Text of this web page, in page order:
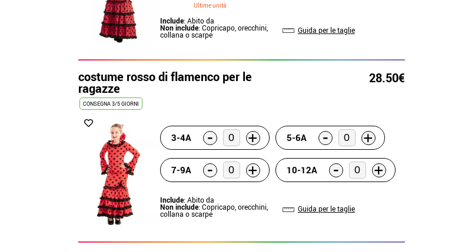
Ultime unità
Include: Abito da
Non include: Copricapo, orecchini,
collana o scarpe
Guida per le taglie
costume rosso di flamenco per le
ragazze
28.50€
CONSEGNA 3/5 GIORNI
3-4A - + 5-6A - +
7-9A - + 10-12A - +
Include: Abito da
Non include: Copricapo, orecchini,
collana o scarpe
Guida per le taglie